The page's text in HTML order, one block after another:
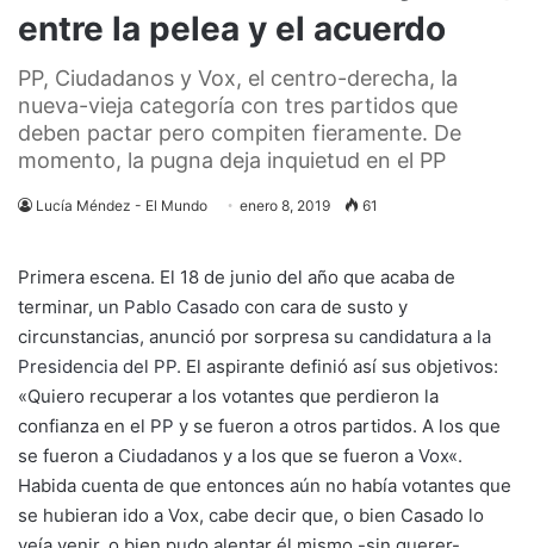
entre la pelea y el acuerdo
PP, Ciudadanos y Vox, el centro-derecha, la
nueva-vieja categoría con tres partidos que
deben pactar pero compiten fieramente. De
momento, la pugna deja inquietud en el PP
Lucía Méndez - El Mundo enero 8, 2019 61
Primera escena. El 18 de junio del año que acaba de
terminar, un Pablo Casado con cara de susto y
circunstancias, anunció por sorpresa su candidatura a la
Presidencia del PP. El aspirante definió así sus objetivos:
«Quiero recuperar a los votantes que perdieron la
confianza en el PP y se fueron a otros partidos. A los que
se fueron a Ciudadanos y a los que se fueron a Vox«.
Habida cuenta de que entonces aún no había votantes que
se hubieran ido a Vox, cabe decir que, o bien Casado lo